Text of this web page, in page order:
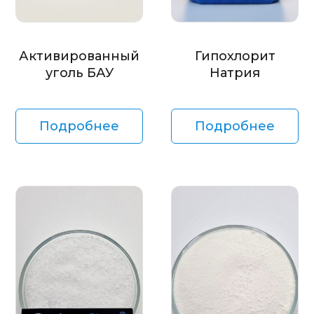
Активированный
уголь БАУ
Подробнее
Гипохлорит
Натрия
Подробнее